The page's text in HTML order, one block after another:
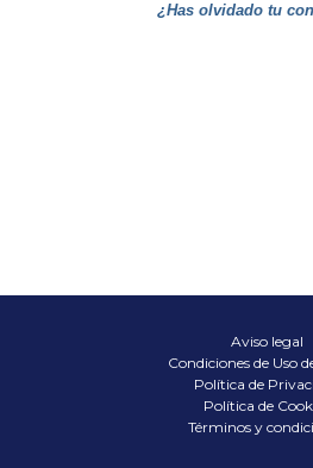
¿Has olvidado tu
Aviso legal
Condiciones de Uso
Política de
Política de
Términos y